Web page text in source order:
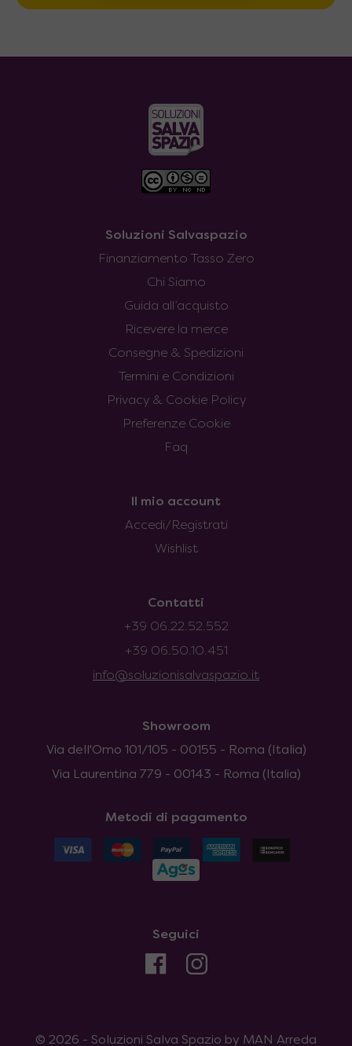
Soluzioni Salvaspazio
Finanziamento Tasso Zero
Chi Siamo
Guida all’acquisto
Ricevere la merce
Consegne & Spedizioni
Termini e Condizioni
Privacy & Cookie Policy
Preferenze Cookie
Faq
Il mio account
Accedi/Registrati
Wishlist
Contatti
+39 06.22.52.552
+39 06.50.10.451
info@soluzionisalvaspazio.it
Showroom
Via dell'Omo 101/105 - 00155 - Roma (Italia)
Via Laurentina 779 - 00143 - Roma (Italia)
Metodi di pagamento
Seguici
© 2026 - Soluzioni Salva Spazio by MAN Arreda